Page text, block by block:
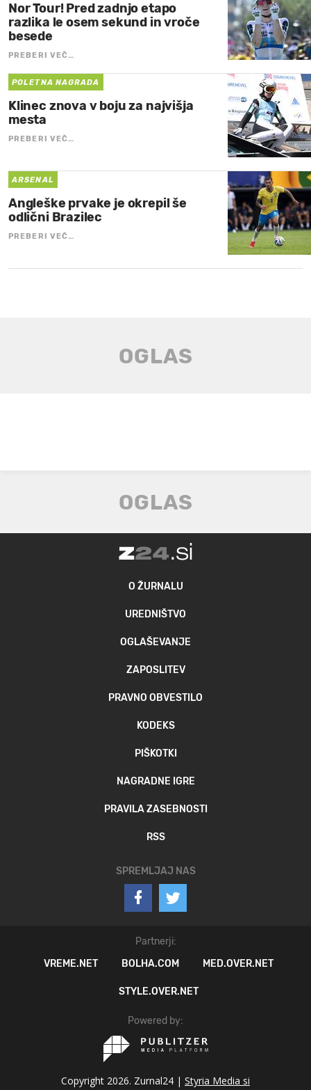
Nor Tour! Pred zadnjo etapo
razlika le osem sekund in vroče
besede
PREBERI VEČ…
POLETNA NAGRADA
Klinec znova v boju za najvišja
mesta
PREBERI VEČ…
ARSENAL
Angleške prvake je okrepil še
odlični Brazilec
PREBERI VEČ…
O ŽURNALU
UREDNIŠTVO
OGLAŠEVANJE
ZAPOSLITEV
PRAVNO OBVESTILO
KODEKS
PIŠKOTKI
NAGRADNE IGRE
PRAVILA ZASEBNOSTI
RSS
SPREMLJAJ NAS
Partnerji:
VREME.NET
BOLHA.COM MED.OVER.NET
STYLE.OVER.NET
Powered by:
Copyright 2026. Zurnal24 | Styria Media si